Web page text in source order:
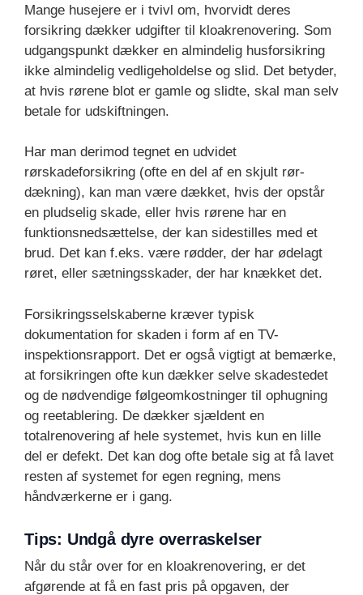
Mange husejere er i tvivl om, hvorvidt deres
forsikring dækker udgifter til kloakrenovering. Som
udgangspunkt dækker en almindelig husforsikring
ikke almindelig vedligeholdelse og slid. Det betyder,
at hvis rørene blot er gamle og slidte, skal man selv
betale for udskiftningen.
Har man derimod tegnet en udvidet
rørskadeforsikring (ofte en del af en skjult rør-
dækning), kan man være dækket, hvis der opstår
en pludselig skade, eller hvis rørene har en
funktionsnedsættelse, der kan sidestilles med et
brud. Det kan f.eks. være rødder, der har ødelagt
røret, eller sætningsskader, der har knækket det.
Forsikringsselskaberne kræver typisk
dokumentation for skaden i form af en TV-
inspektionsrapport. Det er også vigtigt at bemærke,
at forsikringen ofte kun dækker selve skadestedet
og de nødvendige følgeomkostninger til ophugning
og reetablering. De dækker sjældent en
totalrenovering af hele systemet, hvis kun en lille
del er defekt. Det kan dog ofte betale sig at få lavet
resten af systemet for egen regning, mens
håndværkerne er i gang.
Tips: Undgå dyre overraskelser
Når du står over for en kloakrenovering, er det
afgørende at få en fast pris på opgaven, der